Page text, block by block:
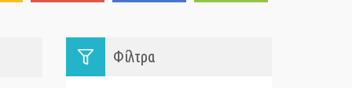
Φίλτρα